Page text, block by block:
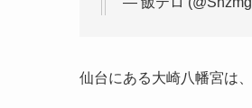
— 飯テロ
仙台にある大崎八幡宮は、